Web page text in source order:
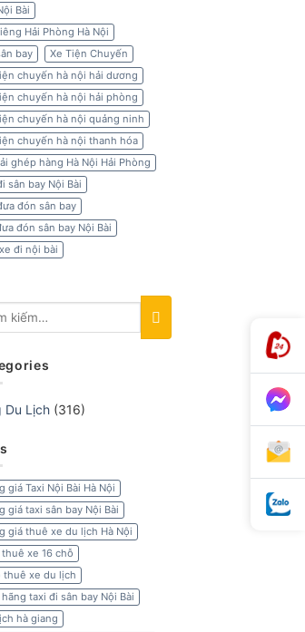
Bài
Hải Phòng Hà Nội
bay
Xe Tiện Chuyến
chuyến hà nội hải dương
chuyến hà nội hải phòng
chuyến hà nội quảng ninh
chuyến hà nội thanh hóa
ghép hàng Hà Nội Hải Phòng
sân bay Nội Bài
đón sân bay
đón sân bay Nội Bài
đi nội bài
Du Lịch(316)
giá Taxi Nội Bài Hà Nội
giá taxi sân bay Nội Bài
giá thuê xe du lịch Hà Nội
xe 16 chỗ
thuê xe du lịch
hãng taxi đi sân bay Nội Bài
hà giang